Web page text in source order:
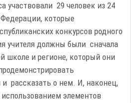
участвовали 29 человек из 24
которые
конкурсов родного
учителя должны были сначала
школе и регионе, который они
рассказать о нем. И, наконец,
использованием элементов